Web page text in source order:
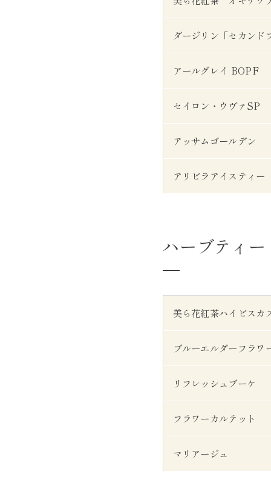
ダージリン「セカンド
アールグレイ BOPF
セイロン・ウヴァSP
アッサムゴールデン
アリビラアイスティー
ハーブティー
美ら花紅茶ハイビスカ
ブルーエルダーフラワ
リフレッシュブーケ
フラワーカルテット
マリアージュ